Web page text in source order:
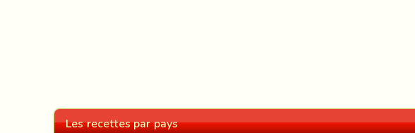
Les recettes par pays